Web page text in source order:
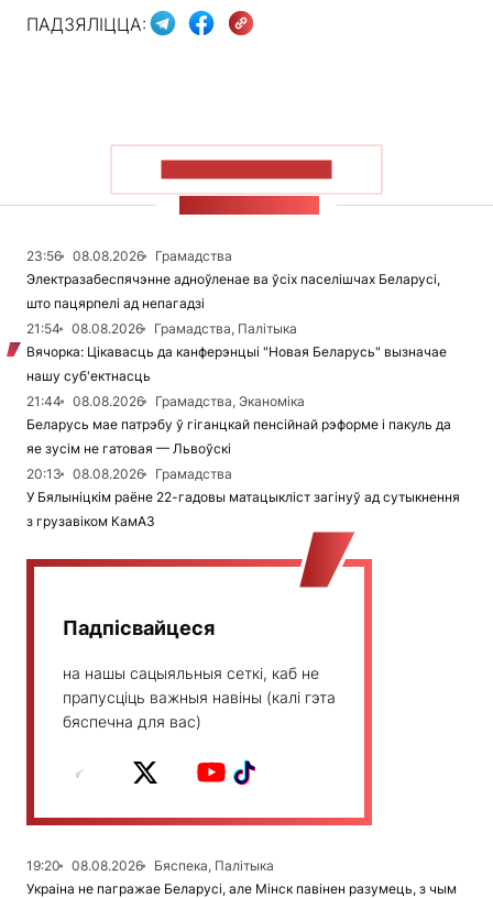
ПАДЗЯЛІЦЦА:
23:56 08.08.2026
Грамадства
Электразабеспячэнне адноўленае ва ўсіх паселішчах Беларусі,
што пацярпелі ад непагадзі
21:54
08.08.2026
Грамадства, Палітыка
Вячорка: Цікавасць да канферэнцыі "Новая Беларусь" вызначае
нашу суб'ектнасць
21:44
08.08.2026
Грамадства, Эканоміка
Беларусь мае патрэбу ў гіганцкай пенсійнай рэформе і пакуль да
яе зусім не гатовая — Львоўскі
20:13
08.08.2026
Грамадства
У Бялыніцкім раёне 22-гадовы матацыкліст загінуў ад сутыкнення
з грузавіком КамАЗ
Падпісвайцеся
на нашы сацыяльныя сеткі, каб не
прапусціць важныя навіны (калі гэта
бяспечна для вас)
19:20 08.08.2026
Бяспека, Палітыка
Украіна не пагражае Беларусі, але Мінск павінен разумець, з чым